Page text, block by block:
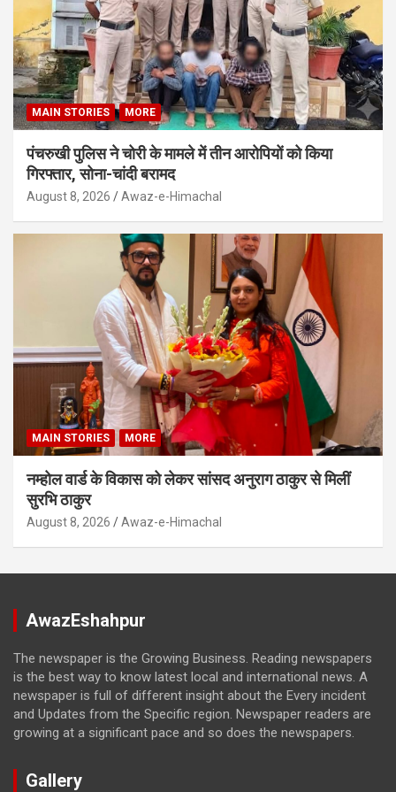
MAIN STORIES MORE
पंचरुखी पुलिस ने चोरी के मामले में तीन आरोपियों को किया
गिरफ्तार, सोना-चांदी बरामद
August 8, 2026 Awaz-e-Himachal
MAIN STORIES MORE
नम्होल वार्ड के विकास को लेकर सांसद अनुराग ठाकुर से मिलीं
सुरभि ठाकुर
August 8, 2026 Awaz-e-Himachal
AwazEshahpur
The newspaper is the Growing Business. Reading newspapers
is the best way to know latest local and international news. A
newspaper is full of different insight about the Every incident
and Updates from the Specific region. Newspaper readers are
growing at a significant pace and so does the newspapers.
Gallery